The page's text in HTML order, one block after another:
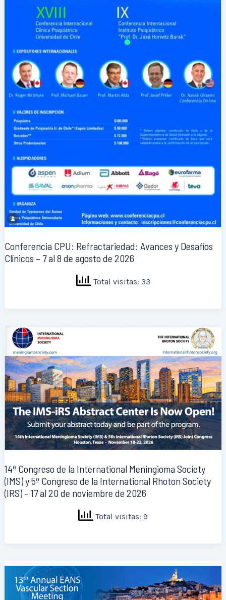
Conferencia CPU: Refractariedad: Avances y Desafíos
Clínicos – 7 al 8 de agosto de 2026
Total visitas: 33
14º Congreso de la International Meningioma Society
(IMS) y 5º Congreso de la International Rhoton Society
(IRS) – 17 al 20 de noviembre de 2026
Total visitas: 9